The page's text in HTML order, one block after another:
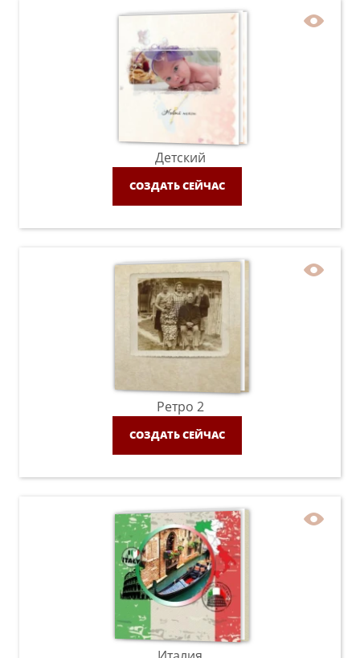
Детский
СОЗДАТЬ СЕЙЧАС
Ретро 2
СОЗДАТЬ СЕЙЧАС